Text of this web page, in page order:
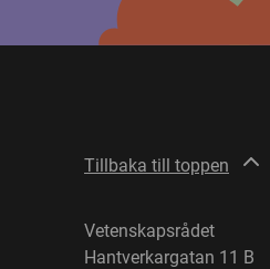
Tillbaka till toppen
Vetenskapsrådet
Hantverkargatan 11 B